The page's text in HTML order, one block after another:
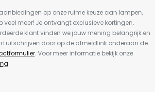
op onze ruime keuze aan lampen,
meer! Je ontvangt exclusieve kortingen,
klant vinden we jouw mening belangrijk en
uitschrijven door op de afmeldlink onderaan de
. Voor meer informatie bekijk onze
.